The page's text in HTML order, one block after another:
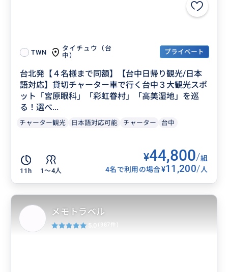
TWN
タイチュウ（台
中）
プライベート
台北発【４名様まで同額】【台中日帰り観光/日本
語対応】貸切チャーター車で行く台中３大観光スポ
ット「宮原眼科」「彩虹眷村」「高美湿地」を巡
る！選べ...
チャーター観光 日本語対応可能 チャーター 台中
11h 1〜4人
¥44,800/組
4名で利用の場合¥11,200/人
メモトラベル
5.0 (987件)